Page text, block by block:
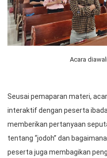
Acara
Seusai pemaparan materi,
interaktif dengan peserta
memberikan pertanyaan
tentang “jodoh” dan
peserta juga membagikan